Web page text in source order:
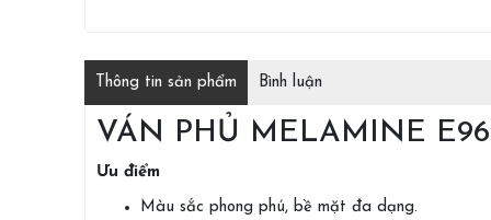
Thông tin sản phẩm Bình luận
VÁN PHỦ MELAMINE
Ưu điểm
Màu sắc phong phú, bề mặt đa dạng.